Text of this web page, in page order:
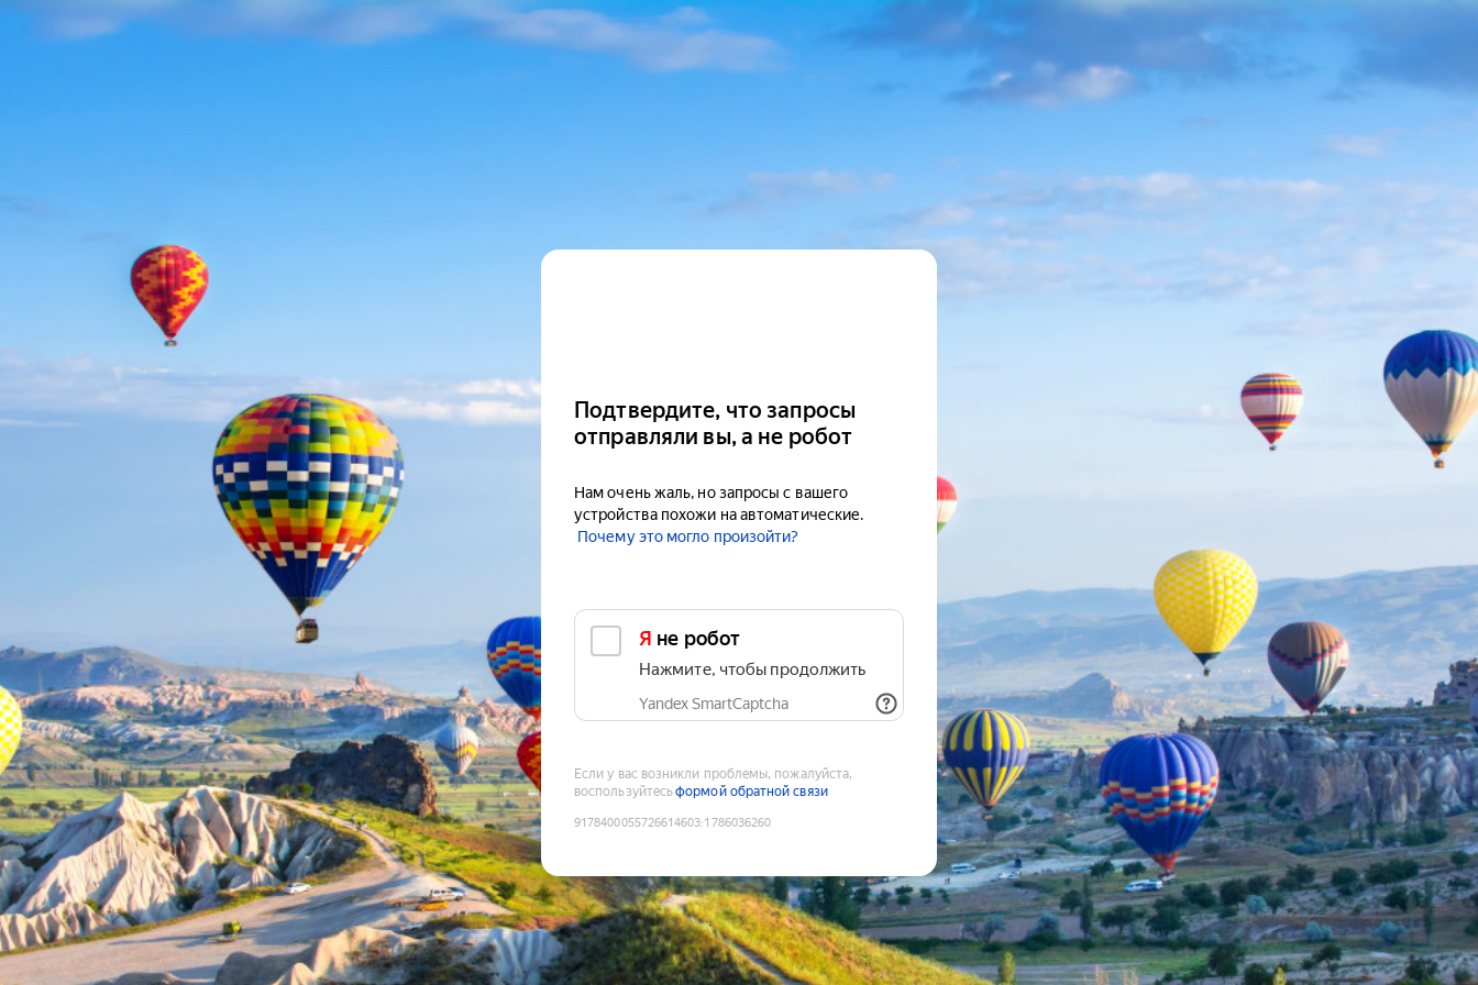
Подтвердите, что запросы
отправляли вы, а не робот
Нам очень жаль, но запросы с вашего
устройства похожи на автоматические.
Почему это могло произойти?
Я не робот
Нажмите, чтобы продолжить
Yandex SmartCaptcha
Если у вас возникли проблемы, пожалуйста,
воспользуйтесьформой обратной связи
9178400055726614603:1786036260